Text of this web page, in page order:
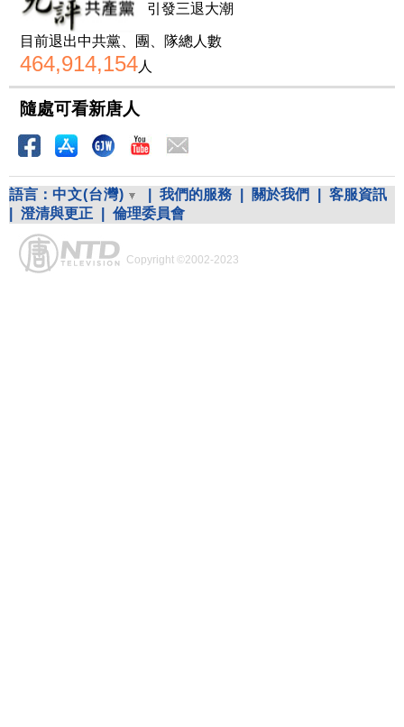
引發三退大潮
目前退出中共黨、團、隊總人數
464,914,154人
隨處可看新唐人
語言： 中文(台灣) 我們的服務 關於我們
客服資訊
澄清與更正 倫理委員會
Copyright ©2002-2023